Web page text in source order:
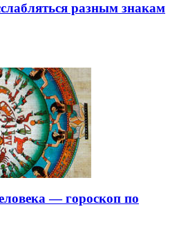
разным знакам
— гороскоп по